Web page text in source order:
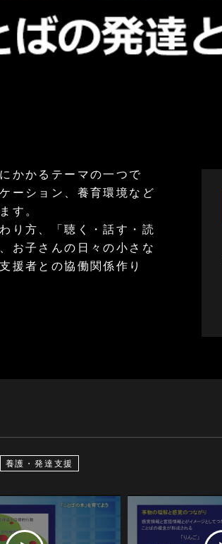
かかるテーマの一つで
ーション、養育環境など
す。
り方、「聴く・話す・読
お子さんの日々の小さな
援者との協働関係作り
養護・発達支援